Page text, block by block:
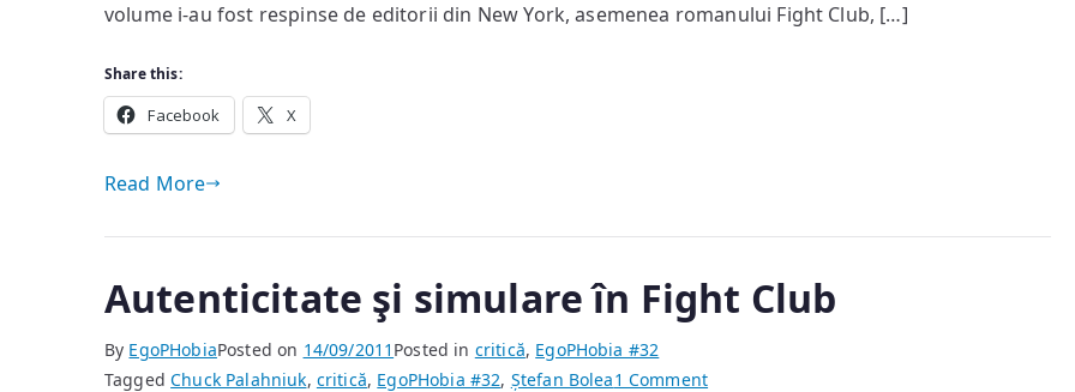
volume i-au fost respinse de editorii din New York, asemenea romanului Fight Club, […]
Share this:
Facebook X
Read More
Autenticitate şi simulare în Fight Club
By EgoPHobiaPosted on 14/09/2011 Posted in critică, EgoPHobia #32
TaggedChuck Palahniuk, critică, EgoPHobia #32, Ștefan Bolea1 Commenton